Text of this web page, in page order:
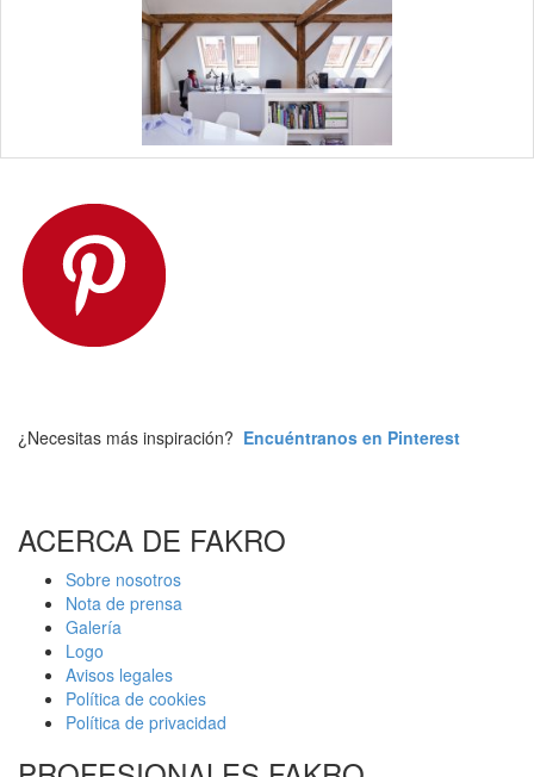
¿Necesitas más inspiración? Encuéntranos en Pinterest
ACERCA DE FAKRO
Sobre nosotros
Nota de prensa
Galería
Logo
Avisos legales
Política de cookies
Política de privacidad